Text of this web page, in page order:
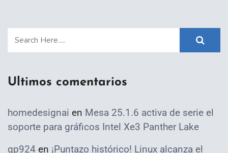
Ultimos comentarios
homedesignai en Mesa 25.1.6 activa de serie el
soporte para gráficos Intel Xe3 Panther Lake
qp924 en ¡Puntazo histórico! Linux alcanza el